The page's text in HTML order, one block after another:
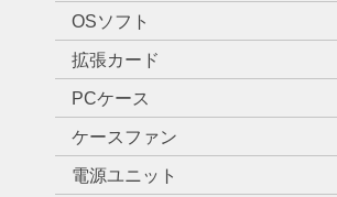
OSソフト
拡張カード
PCケース
ケースファン
電源ユニット